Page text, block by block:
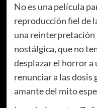
No es una película
reproducción fiel de
una reinterpretación
nostálgica, que no
desplazar el horror a
renunciar a las dosis
amante del mito